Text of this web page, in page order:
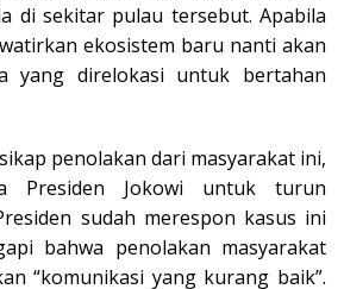
di sekitar pulau tersebut. Apabila
ekosistem baru nanti akan
yang direlokasi untuk bertahan
penolakan dari masyarakat ini,
Presiden Jokowi untuk turun
sudah merespon kasus ini
bahwa penolakan masyarakat
“komunikasi yang kurang baik”.